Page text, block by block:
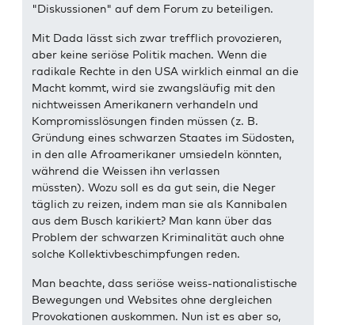
"Diskussionen" auf dem Forum zu beteiligen.
Mit Dada lässt sich zwar trefflich provozieren,
aber keine seriöse Politik machen. Wenn die
radikale Rechte in den USA wirklich einmal an die
Macht kommt, wird sie zwangsläufig mit den
nichtweissen Amerikanern verhandeln und
Kompromisslösungen finden müssen (z. B.
Gründung eines schwarzen Staates im Südosten,
in den alle Afroamerikaner umsiedeln könnten,
während die Weissen ihn verlassen
müssten). Wozu soll es da gut sein, die Neger
täglich zu reizen, indem man sie als Kannibalen
aus dem Busch karikiert? Man kann über das
Problem der schwarzen Kriminalität auch ohne
solche Kollektivbeschimpfungen reden.
Man beachte, dass seriöse weiss-nationalistische
Bewegungen und Websites ohne dergleichen
Provokationen auskommen. Nun ist es aber so,